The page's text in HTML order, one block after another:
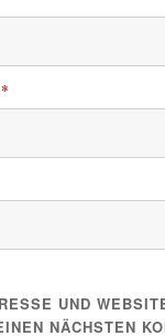
*
UND
NÄCHSTEN